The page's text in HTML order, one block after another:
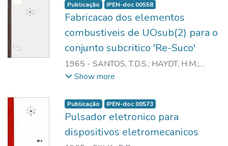
Publicação IPEN-doc 00558
Fabricacao dos elementos
combustiveis de UOsub(2) para o
conjunto subcritico 'Re-Suco'
1965 - SANTOS, T.D.S.; HAYDT, H.M.;
FREITAS, C.T.
Show more
Publicação IPEN-doc 00573
Pulsador eletronico para
dispositivos eletromecanicos